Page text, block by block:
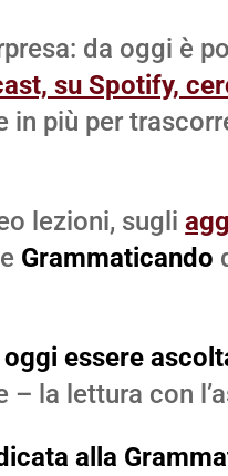
da oggi è
su Spotify,
in più per
lezioni, sugli
Grammaticando
essere
– la lettura con
alla